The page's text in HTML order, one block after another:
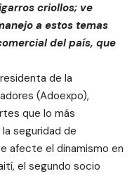
criollos; ve
a estos temas
del país, que
de la
(Adoexpo),
que lo más
seguridad de
afecte el dinamismo en
el segundo socio